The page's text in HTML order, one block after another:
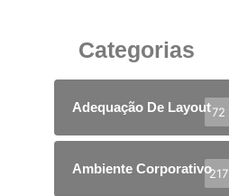
Categorias
Adequação De Layout72
Ambiente Corporativo217